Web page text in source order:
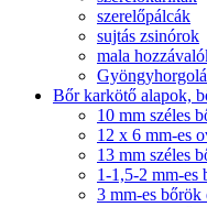
szerelőpálcák
sujtás zsinórok
mala
Bőr karkötő alapok,
10 mm széles
12 x 6 mm-es
13 mm széles
1-1,5-2 mm-es
3 mm-es bőrök